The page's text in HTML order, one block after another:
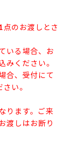
点のお渡しとさ
いる場合、お
みください。
合、受付にて
い。
ります。ご来
渡しはお断り